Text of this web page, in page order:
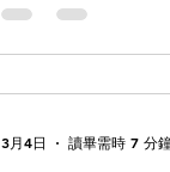
奇蹟的真實故事。
體悄悄亮起了紅燈
壞了，沒有半點猶
3月4日 讀畢需時 7 分